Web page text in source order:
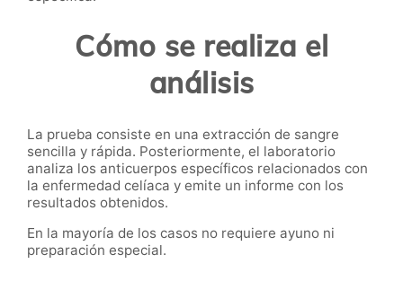
Cómo se realiza el
análisis
La prueba consiste en una extracción de sangre
sencilla y rápida. Posteriormente, el laboratorio
analiza los anticuerpos específicos relacionados con
la enfermedad celíaca y emite un informe con los
resultados obtenidos.
En la mayoría de los casos no requiere ayuno ni
preparación especial.